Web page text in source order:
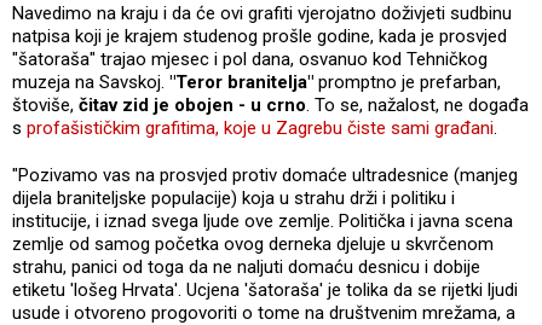
Navedimo na kraju i da će ovi grafiti vjerojatno doživjeti sudbinu
natpisa koji je krajem studenog prošle godine, kada je prosvjed
"šatoraša" trajao mjesec i pol dana, osvanuo kod Tehničkog
muzeja na Savskoj. "Teror branitelja" promptno je prefarban,
štoviše, čitav zid je obojen - u crno. To se, nažalost, ne događa
s profašističkim grafitima, koje u Zagrebu čiste sami građani.
"Pozivamo vas na prosvjed protiv domaće ultradesnice (manjeg
dijela braniteljske populacije) koja u strahu drži i politiku i
institucije, i iznad svega ljude ove zemlje. Politička i javna scena
zemlje od samog početka ovog derneka djeluje u skvrčenom
strahu, panici od toga da ne naljuti domaću desnicu i dobije
etiketu 'lošeg Hrvata'. Ucjena 'šatoraša' je tolika da se rijetki ljudi
usude i otvoreno progovoriti o tome na društvenim mrežama, a